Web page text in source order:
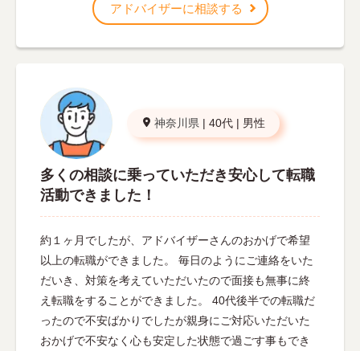
アドバイザーに相談する
神奈川県 | 40代 | 男性
多くの相談に乗っていただき安心して転職
活動できました！
約１ヶ月でしたが、アドバイザーさんのおかげで希望
以上の転職ができました。 毎日のようにご連絡をいた
だいき、対策を考えていただいたので面接も無事に終
え転職をすることができました。 40代後半での転職だ
ったので不安ばかりでしたが親身にご対応いただいた
おかげで不安なく心も安定した状態で過ごす事もでき